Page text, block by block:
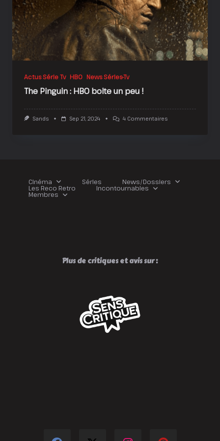
Actus Série Tv HBO News Séries-Tv
The Pinguin : HBO boite un peu !
Sands Sep 21, 2024 4 CommentairesSur
Cinéma Séries News/Dossiers
Les Reco Retro Incontournables
Membres
Plus de critiques et avis sur :